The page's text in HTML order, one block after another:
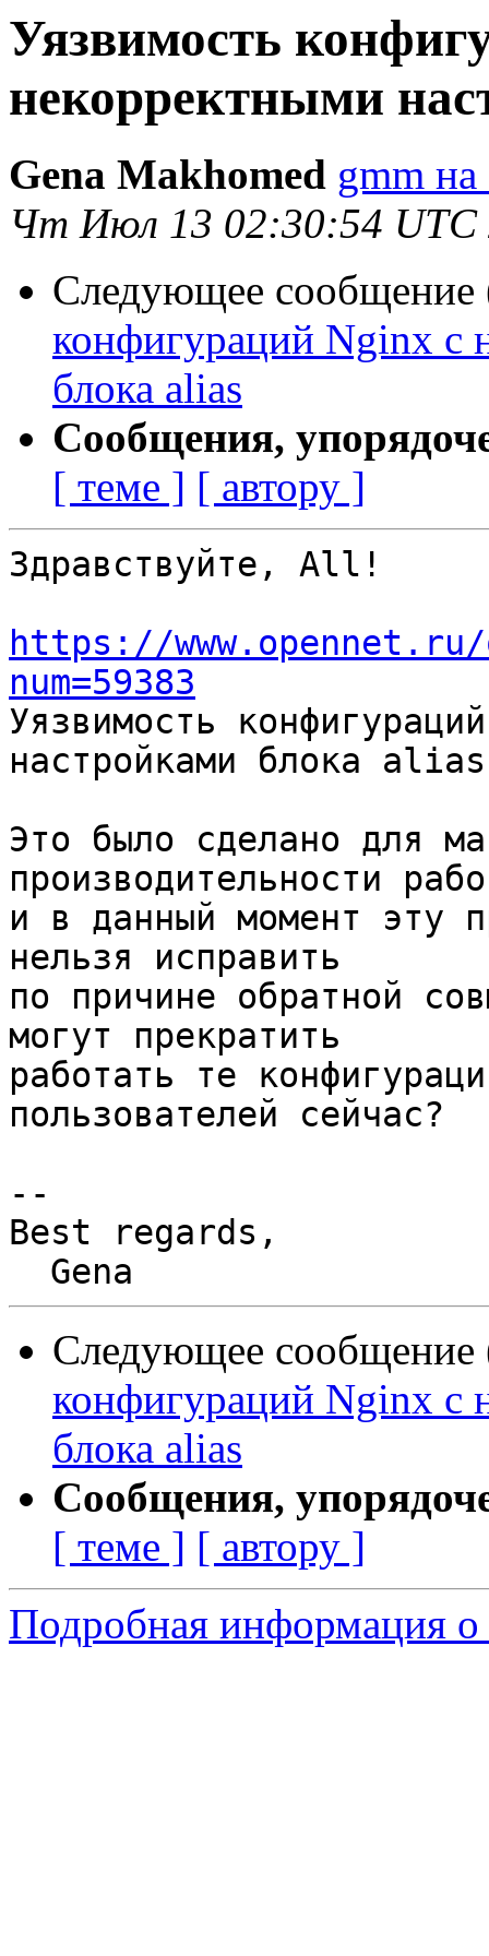
Уязвимость
некорректными
Gena Makhomed gmm на
Чт Июл 13 02:30:54 UTC
Следующее сообщение
конфигураций Nginx с
блока alias
Сообщения,
[ теме ] [ автору ]
Здравствуйте, All!
https://
num=59383
Уязвимость
настройками блока alias
Это было сделано для
производительности
и в данный момент эту
нельзя исправить
по причине обратной
могут прекратить
работать те
пользователей сейчас?
--
Best regards,
Следующее сообщение
конфигураций Nginx с
блока alias
Сообщения,
[ теме ] [ автору ]
Подробная информация